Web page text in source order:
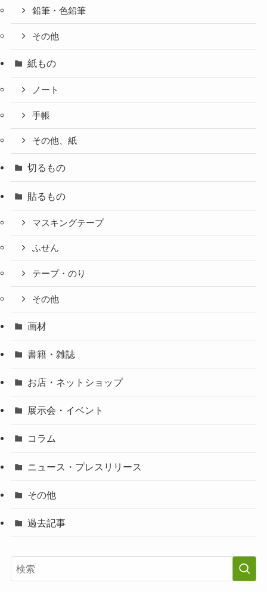
鉛筆・色鉛筆
その他
紙もの
ノート
手帳
その他、紙
切るもの
貼るもの
マスキングテープ
ふせん
テープ・のり
その他
画材
書籍・雑誌
お店・ネットショップ
展示会・イベント
コラム
ニュース・プレスリリース
その他
過去記事